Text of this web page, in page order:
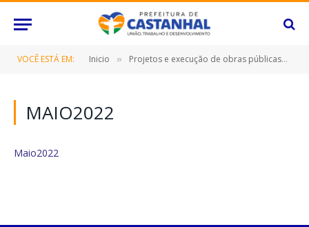
VOCÊ ESTÁ EM: Inicio » Projetos e execução de obras públicas
MAIO2022
Maio2022